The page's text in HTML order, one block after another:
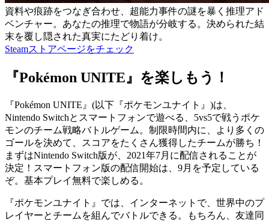
資料や痕跡をつなぎ合わせ、超能力事件の謎を暴く推理アド
ベンチャー。あなたの推理で物語が分岐する。決められた結
末を覆し隠された真実にたどり着け。
Steamストアページをチェック
『Pokémon UNITE』を楽しもう！
『Pokémon UNITE』(以下『ポケモンユナイト』)は、
Nintendo Switchとスマートフォンで遊べる、5vs5で戦うポケ
モンのチーム戦略バトルゲーム。制限時間内に、より多くの
ゴールを決めて、スコアをたくさん獲得したチームが勝ち！
まずはNintendo Switch版が、2021年7月に配信されることが
決定！スマートフォン版の配信開始は、9月を予定している
ぞ。基本プレイ無料で楽しめる。
『ポケモンユナイト』では、インターネットで、世界中のプ
レイヤーとチームを組んでバトルできる。もちろん、友達同